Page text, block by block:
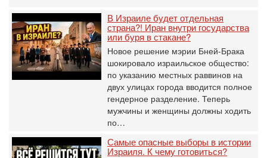
В Израиле будет отдельная
страна?! Иран внутри государства
или буря в стакане?
Новое решение мэрии Бней-Брака
шокировало израильское общество:
по указанию местных раввинов на
двух улицах города вводится полное
гендерное разделение. Теперь
мужчины и женщины должны ходить
по…
Самые опасные выборы в истории
Израиля. К чему готовиться?